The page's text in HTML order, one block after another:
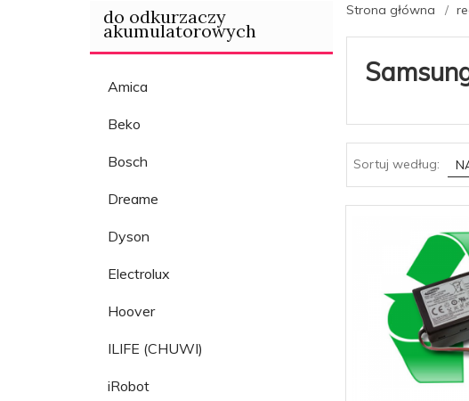
do odkurzaczy
akumulatorowych
Amica
Beko
Bosch
Dreame
Dyson
Electrolux
Hoover
ILIFE (CHUWI)
iRobot
Strona główna
Sortuj według: sort